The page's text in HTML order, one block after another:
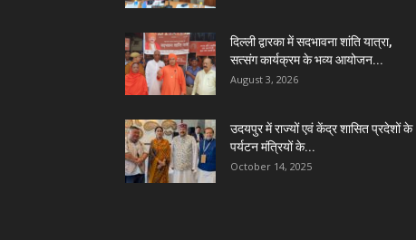
दिल्ली द्वारका में सदभावना शांति यात्रा,
सत्संग कार्यक्रम के भव्य आयोजन...
August 3, 2026
उदयपुर में राज्यों एवं केंद्र शासित प्रदेशों के
पर्यटन मंत्रियों के...
October 14, 2025